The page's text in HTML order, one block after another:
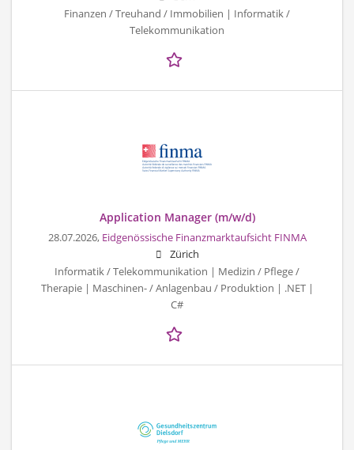
Finanzen / Treuhand / Immobilien | Informatik /
Telekommunikation
Application Manager (m/w/d)
28.07.2026, Eidgenössische Finanzmarktaufsicht FINMA
Zürich
Informatik / Telekommunikation | Medizin / Pflege /
Therapie | Maschinen- / Anlagenbau / Produktion | .NET |
C#